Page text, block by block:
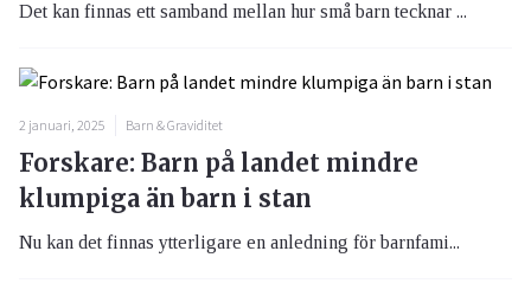
Det kan finnas ett samband mellan hur små barn tecknar ...
2 januari, 2025 Barn & Graviditet
Forskare: Barn på landet mindre
klumpiga än barn i stan
Nu kan det finnas ytterligare en anledning för barnfami...